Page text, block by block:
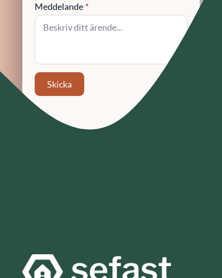
Meddelande *
Skicka